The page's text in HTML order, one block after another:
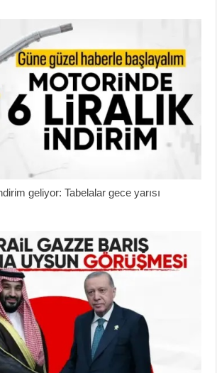
geliyor: Tabelalar gece yarısı